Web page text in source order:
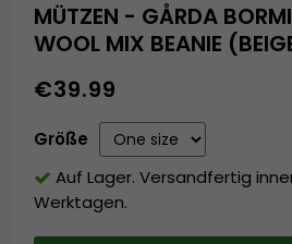
MÜTZEN - GÅRDA
WOOL MIX BEANIE
€39.99
Größe
Auf Lager. Versandfertig
Werktagen.